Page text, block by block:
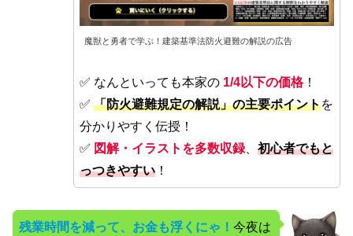
魔獣と勇者で学ぶ！建築基準法防火避難の解説の広告
✅ なんといっても本家の 1/4以下の価格！
✅ 「防火避難規定の解説」の主要ポイントを
分かりやすく伝授！
✅ 図解・イラストを多数収録、 初心者でもと
っつきやすい！
残業時間を減って、お金も浮くにゃ！ 今夜は